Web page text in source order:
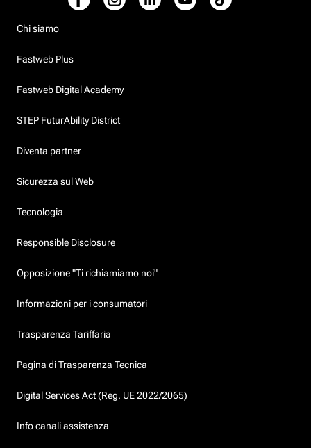
Chi siamo
Fastweb Plus
Fastweb Digital Academy
STEP FuturAbility District
Diventa partner
Sicurezza sul Web
Tecnologia
Responsible Disclosure
Opposizione "Ti richiamiamo noi"
Informazioni per i consumatori
Trasparenza Tariffaria
Pagina di Trasparenza Tecnica
Digital Services Act (Reg. UE 2022/2065)
Info canali assistenza